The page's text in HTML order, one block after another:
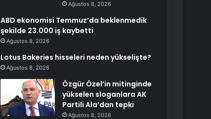
Ağustos 8, 2026
ABD ekonomisi Temmuz’da beklenmedik
şekilde 23.000 iş kaybetti
Ağustos 8, 2026
Lotus Bakeries hisseleri neden yükselişte?
Ağustos 8, 2026
Özgür Özel’in mitinginde
yükselen sloganlara AK
Partili Ala’dan tepki
Ağustos 8, 2026